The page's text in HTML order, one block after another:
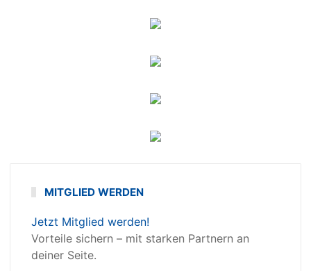
MITGLIED WERDEN
Jetzt Mitglied werden!
Vorteile sichern – mit starken Partnern an
deiner Seite.